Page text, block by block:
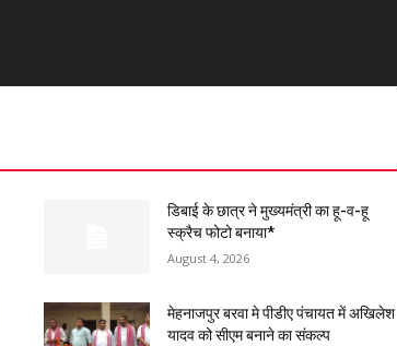
डिबाई के छात्र ने मुख्यमंत्री का हू-व-हू
स्क्रैच फोटो बनाया*
August 4, 2026
मेहनाजपुर बरवा मे पीडीए पंचायत में अखिलेश
यादव को सीएम बनाने का संकल्प